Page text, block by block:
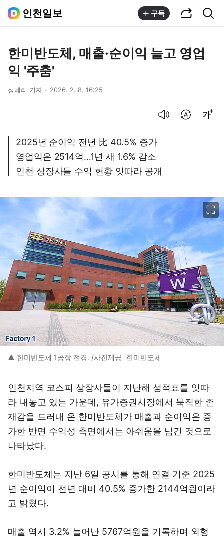
인천일보 구독
한미반도체, 매출·순이익 늘고 영업
익 '주춤'
정혜리 기자 2026. 2. 8. 16:25
2025년 순이익 전년 比 40.5% 증가
영업익은 2514억…1년 새 1.6% 감소
인천 상장사들 수익 현황 잇따라 공개
▲ 한미반도체 1공장 전경. /사진제공=한미반도체
인천지역 코스피 상장사들이 지난해 성적표를 잇따
라 내놓고 있는 가운데, 유가증권시장에서 묵직한 존
재감을 드러내 온 한미반도체가 매출과 순이익은 증
가한 반면 수익성 측면에서는 아쉬움을 남긴 것으로
나타났다.
한미반도체는 지난 6일 공시를 통해 연결 기준 2025
년 순이익이 전년 대비 40.5% 증가한 2144억원이라
고 밝혔다.
매출 역시 3.2% 늘어난 5767억원을 기록하며 외형